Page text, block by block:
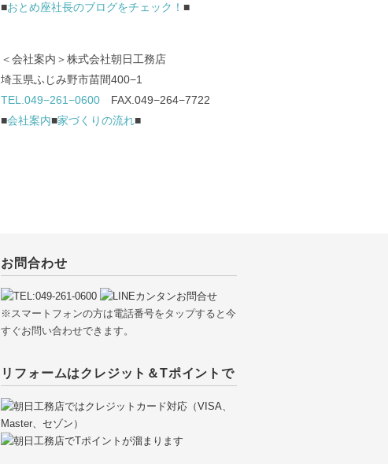
■おとめ座社長のブログをチェック！■
＜会社案内＞株式会社朝日工務店
埼玉県ふじみ野市苗間400−1
TEL.049−261−0600 FAX.049−264−7722
■会社案内■家づくりの流れ■
お問合わせ
※スマートフォンの方は電話番号をタップすると今
すぐお問い合わせできます。
リフォームはクレジット＆Tポイントで